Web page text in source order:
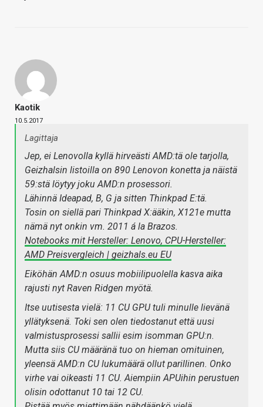
Kaotik
10.5.2017
Lagittaja
Jep, ei Lenovolla kyllä hirveästi AMD:tä ole tarjolla,
Geizhalsin listoilla on 890 Lenovon konetta ja näistä
59:stä löytyy joku AMD:n prosessori.
Lähinnä Ideapad, B, G ja sitten Thinkpad E:tä.
Tosin on siellä pari Thinkpad X:ääkin, X121e mutta
nämä nyt onkin vm. 2011 á la Brazos.
Notebooks mit Hersteller: Lenovo, CPU-Hersteller:
AMD Preisvergleich | geizhals.eu EU
Eiköhän AMD:n osuus mobiilipuolella kasva aika
rajusti nyt Raven Ridgen myötä.
Itse uutisesta vielä: 11 CU GPU tuli minulle lievänä
yllätyksenä. Toki sen olen tiedostanut että uusi
valmistusprosessi sallii esim isomman GPU:n.
Mutta siis CU määränä tuo on hieman omituinen,
yleensä AMD:n CU lukumäärä ollut parillinen. Onko
virhe vai oikeasti 11 CU. Aiempiin APUihin perustuen
olisin odottanut 10 tai 12 CU.